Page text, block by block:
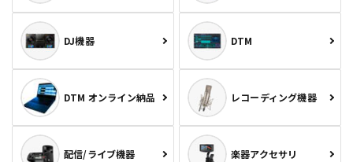
DJ機器 DTM
DTM オンライン納品 レコーディング機器
配信/ライブ機器 楽器アクセサリ